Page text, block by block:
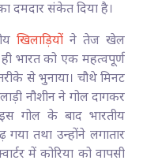
दमदार संकेत दिया है।
खिलाड़ियोंने तेज खेल
भारत को एक महत्वपूर्ण
से भुनाया। चौथे मिनट
नौशीन ने गोल दागकर
गोल के बाद भारतीय
तथा उन्होंने लगातार
में कोरिया को वापसी